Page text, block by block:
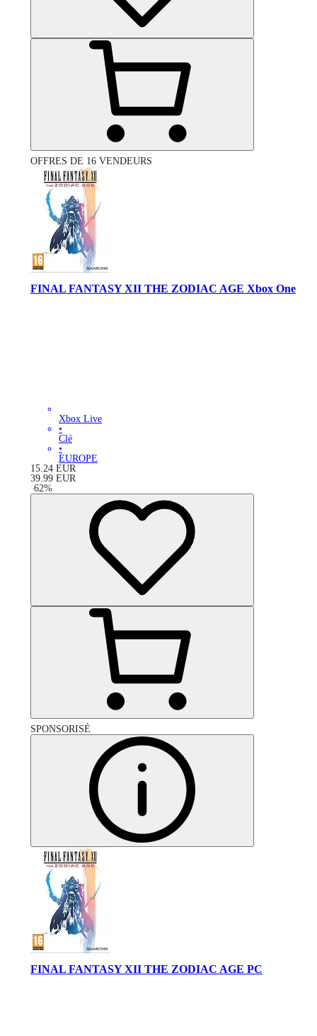
OFFRES DE 16 VENDEURS
FINAL FANTASY XII THE ZODIAC AGE Xbox One
Xbox Live
•
Clé
•
EUROPE
15.24 EUR
39.99 EUR
-62%
SPONSORISÉ
FINAL FANTASY XII THE ZODIAC AGE PC